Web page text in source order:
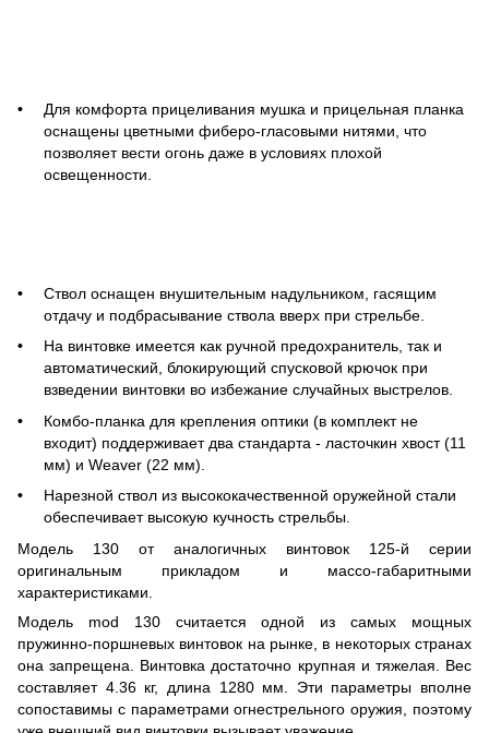
Для комфорта прицеливания мушка и прицельная планка
оснащены цветными фиберо-гласовыми нитями, что
позволяет вести огонь даже в условиях плохой
освещенности.
Ствол оснащен внушительным надульником, гасящим
отдачу и подбрасывание ствола вверх при стрельбе.
На винтовке имеется как ручной предохранитель, так и
автоматический, блокирующий спусковой крючок при
взведении винтовки во избежание случайных выстрелов.
Комбо-планка для крепления оптики (в комплект не
входит) поддерживает два стандарта - ласточкин хвост (11
мм) и Weaver (22 мм).
Нарезной ствол из высококачественной оружейной стали
обеспечивает высокую кучность стрельбы.
Модель 130 от аналогичных винтовок 125-й серии
оригинальным прикладом и массо-габаритными
характеристиками.
Модель mod 130 считается одной из самых мощных
пружинно-поршневых винтовок на рынке, в некоторых странах
она запрещена. Винтовка достаточно крупная и тяжелая. Вес
составляет 4.36 кг, длина 1280 мм. Эти параметры вполне
сопоставимы с параметрами огнестрельного оружия, поэтому